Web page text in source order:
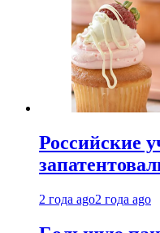
Российские
2 года ago2 года ago